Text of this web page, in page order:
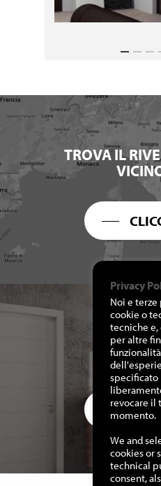
TROVA IL
Privacy
Noi e
cookie o
tecniche e,
per altre
specificato
revocare il
momento.
We and
cookies or
technical
consent,